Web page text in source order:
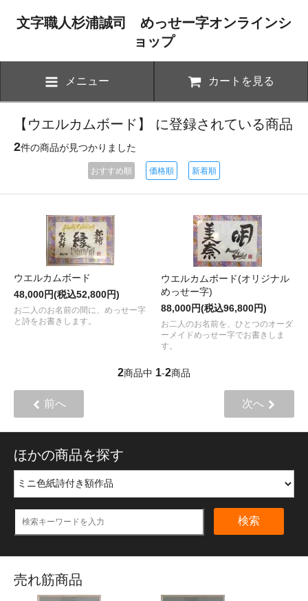
文字職人杉浦誠司 めっせー字オンラインシ
ョップ
メニュー カートを見る
【ウエルカムボード】 に登録されている商品
2件の商品が見つかりました
おすすめ順 価格順 新着順
ウエルカムボード
48,000円(税込52,800円)
お二人のお名前の間に、めっせー字
と詩をお書きします。
ウエルカムボード(オリジナル
めっせー字)
88,000円(税込96,800円)
お二人のお名前を、ひとつのオーダ
ーメイドめっせー字でお書きしま
す。
2商品中 1-2商品
前へ 次へ
ほかの商品を探す
検索
売れ筋商品